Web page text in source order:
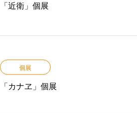
「近衛」個展
個展
「カナヱ」個展